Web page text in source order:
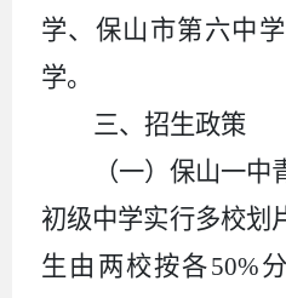
学、保山市第六中
学。
三、招生政策
（一）保山一
初级中学实行多校划
生由两校按各50%